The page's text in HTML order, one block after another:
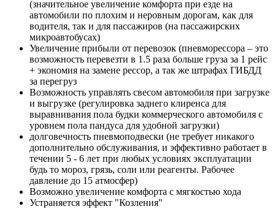
(значительное увеличение комфорта при езде на
автомобили по плохим и неровным дорогам, как для
водителя, так и для пассажиров (на пассажирских
микроавтобусах)
Увеличение прибыли от перевозок (пневморессора – это
возможность перевезти в 1.5 раза больше груза за 1 рейс
+ экономия на замене рессор, а так же штрафах ГИБДД
за перегруз
Возможность управлять свесом автомобиля при загрузке
и выгрузке (регулировка заднего клиренса для
выравнивания пола будки коммерческого автомобиля с
уровнем пола пандуса для удобной загрузки)
долговечность пневмоподвески (не требует никакого
дополнительно обслуживания, и эффективно работает в
течении 5 - 6 лет при любых условиях эксплуатации
будь то мороз, грязь, соли или реагенты. Рабочее
давление до 15 атмосфер)
Возможно увеличение комфорта с мягкостью хода
Устраняется эффект "Козления"